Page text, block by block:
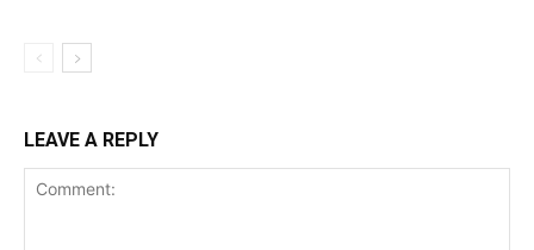
LEAVE A REPLY